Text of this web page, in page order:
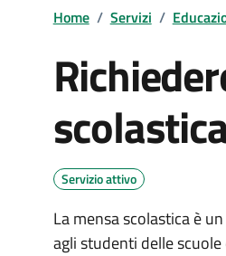
Home / Servizi /
Servizio attivo
La mensa scolastica è
agli studenti delle